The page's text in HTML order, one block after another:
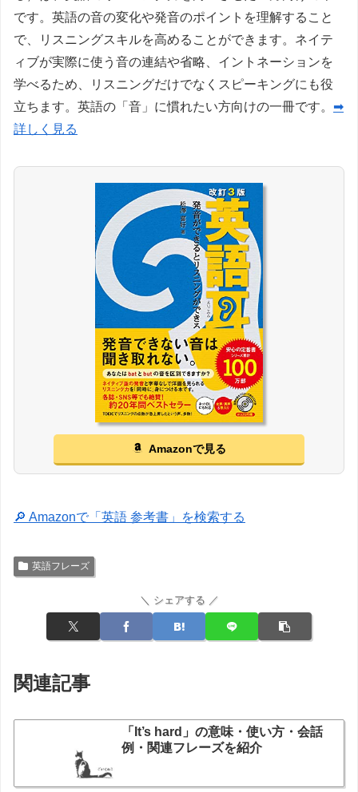
です。英語の音の変化や発音のポイントを理解すること
で、リスニングスキルを高めることができます。ネイテ
ィブが実際に使う音の連結や省略、イントネーションを
学べるため、リスニングだけでなくスピーキングにも役
立ちます。英語の「音」に慣れたい方向けの一冊です。 ➡
詳しく見る
Amazonで見る
🔎 Amazonで「英語 参考書」を検索する
英語フレーズ
＼ シェアする ／
関連記事
「It’s hard」の意味・使い方・会話
例・関連フレーズを紹介